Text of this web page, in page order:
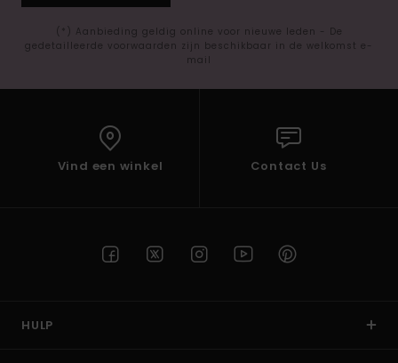
(*) Aanbieding geldig online voor nieuwe leden - De
gedetailleerde voorwaarden zijn beschikbaar in de welkomst e-
mail
Vind een winkel Contact Us
HULP